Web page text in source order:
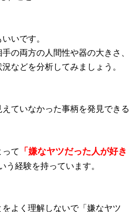
いです。
の両方の人間性や器の大きさ、
などを分析してみましょう。
ていなかった事柄を発見できる
て
「嫌なヤツだった人が好き
う経験を持っています。
よく理解しないで「嫌なヤツ